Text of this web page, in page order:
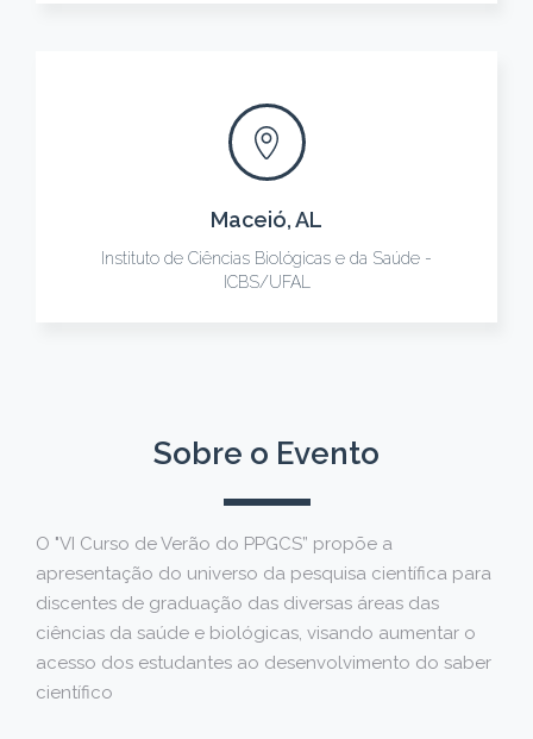
Maceió, AL
Instituto de Ciências Biológicas e da Saúde -
ICBS/UFAL
Sobre o Evento
O "VI Curso de Verão do PPGCS” propõe a
apresentação do universo da pesquisa científica para
discentes de graduação das diversas áreas das
ciências da saúde e biológicas, visando aumentar o
acesso dos estudantes ao desenvolvimento do saber
científico